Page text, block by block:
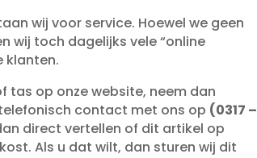
wij voor service. Hoewel we geen
wij toch dagelijks vele “online
klanten.
tas op onze website, neem dan
contact met ons op (0317 –
direct vertellen of dit artikel op
Als u dat wilt, dan sturen wij dit